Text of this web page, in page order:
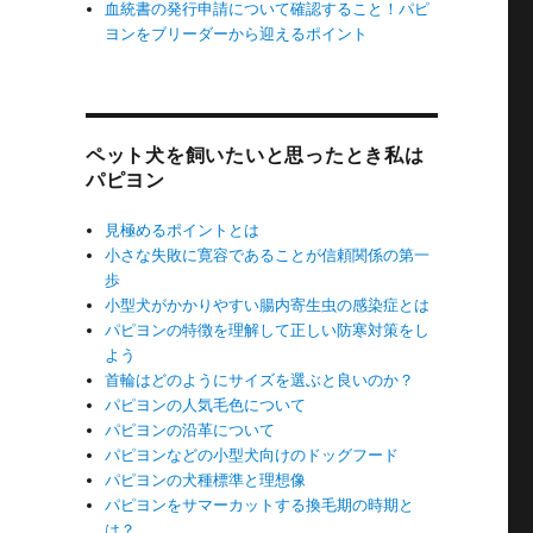
血統書の発行申請について確認すること！パピ
ヨンをブリーダーから迎えるポイント
ペット犬を飼いたいと思ったとき私は
パピヨン
見極めるポイントとは
小さな失敗に寛容であることが信頼関係の第一
歩
小型犬がかかりやすい腸内寄生虫の感染症とは
パピヨンの特徴を理解して正しい防寒対策をし
よう
首輪はどのようにサイズを選ぶと良いのか？
パピヨンの人気毛色について
パピヨンの沿革について
パピヨンなどの小型犬向けのドッグフード
パピヨンの犬種標準と理想像
パピヨンをサマーカットする換毛期の時期と